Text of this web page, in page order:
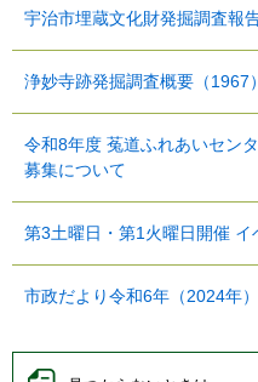
宇治市埋蔵文化財発掘調査報
浄妙寺跡発掘調査概要（1967）
令和8年度 菟道ふれあいセン
募集について
第3土曜日・第1火曜日開催 イ
市政だより令和6年（2024年